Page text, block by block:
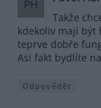
PH
Takže
kdekoliv mají být
teprve dobře
Asi fakt bydlíte
Odpovědět